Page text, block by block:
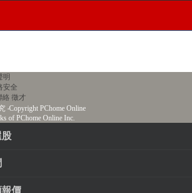
明
安全
絡 徵才
‧Copyright PChome Online
of PChome Online Inc.
股
價